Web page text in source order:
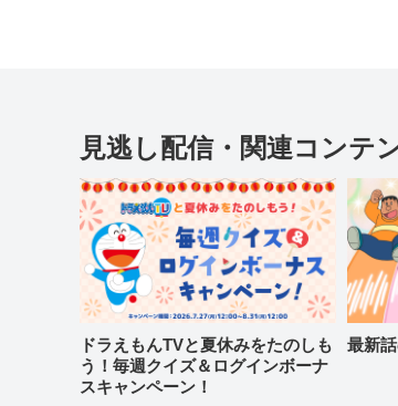
見逃し配信・関連コンテ
ドラえもんTVと夏休みをたのしも
う！毎週クイズ＆ログインボーナ
スキャンペーン！
最新